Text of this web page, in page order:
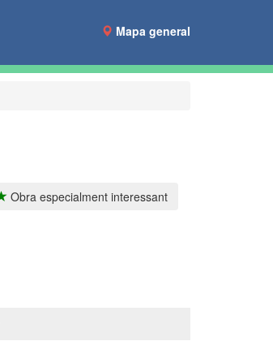
Mapa general
Obra especialment interessant